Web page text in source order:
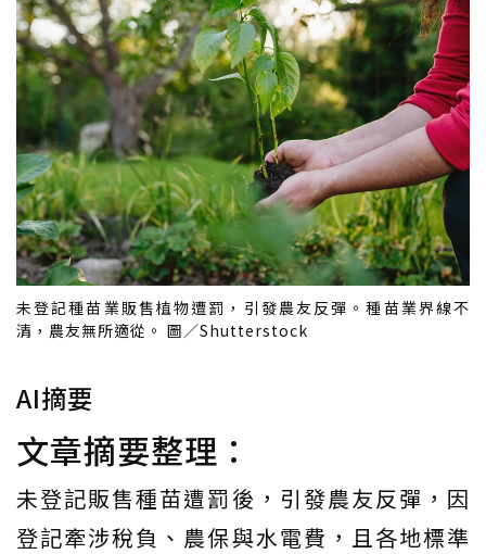
未登記種苗業販售植物遭罰，引發農友反彈。種苗業界線不
清，農友無所適從。 圖／Shutterstock
AI摘要
文章摘要整理：
未登記販售種苗遭罰後，引發農友反彈，因
登記牽涉稅負、農保與水電費，且各地標準